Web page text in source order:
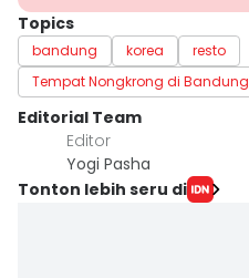
Topics
bandung korea
resto
Tempat Nongkrong di Bandung
Editorial Team
Editor
Yogi Pasha
Tonton lebih seru di